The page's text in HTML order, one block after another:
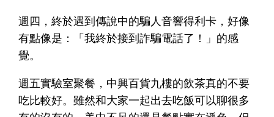
週四，終於遇到傳說中的騙人音響得利卡，好像
有點像是：「我終於接到詐騙電話了！」的感
覺。
週五實驗室聚餐，中興百貨九樓的飲茶真的不要
吃比較好。雖然和大家一起出去吃飯可以聊很多